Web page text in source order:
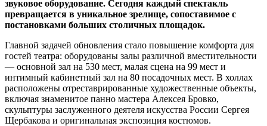
звуковое оборудование. Сегодня каждый спектакль
превращается в уникальное зрелище, сопоставимое с
постановками больших столичных площадок.
Главной задачей обновления стало повышение комфорта для
гостей театра: оборудованы залы различной вместительности
— основной зал на 530 мест, малая сцена на 99 мест и
интимный кабинетный зал на 80 посадочных мест. В холлах
расположены отреставрированные художественные объекты,
включая знаменитое панно мастера Алексея Бровко,
скульптуры заслуженного деятеля искусства России Сергея
Щербакова и оригинальная экспозиция костюмов.